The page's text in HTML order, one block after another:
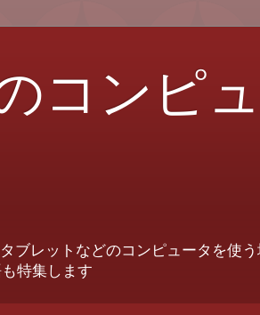
コンピ
ブレットなどのコンピュータを使
特集します